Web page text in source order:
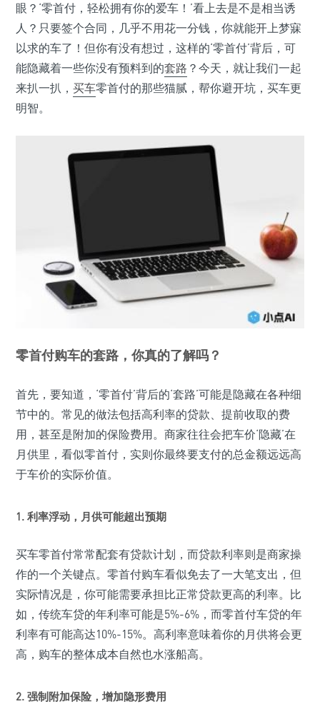
眼？‘零首付，轻松拥有你的爱车！’看上去是不是相当诱
人？只要签个合同，几乎不用花一分钱，你就能开上梦寐
以求的车了！但你有没有想过，这样的‘零首付’背后，可
能隐藏着一些你没有预料到的套路 ？今天，就让我们一起
来扒一扒， 买车零首付的那些猫腻，帮你避开坑，买车更
明智。
零首付购车的套路，你真的了解吗？
首先，要知道，‘零首付’背后的‘套路’可能是隐藏在各种细
节中的。常见的做法包括高利率的贷款、提前收取的费
用，甚至是附加的保险费用。商家往往会把车价‘隐藏’在
月供里，看似零首付，实则你最终要支付的总金额远远高
于车价的实际价值。
1. 利率浮动，月供可能超出预期
买车零首付常常配套有贷款计划，而贷款利率则是商家操
作的一个关键点。零首付购车看似免去了一大笔支出，但
实际情况是，你可能需要承担比正常贷款更高的利率。比
如，传统车贷的年利率可能是5%-6%，而零首付车贷的年
利率有可能高达10%-15%。高利率意味着你的月供将会更
高，购车的整体成本自然也水涨船高。
2. 强制附加保险，增加隐形费用